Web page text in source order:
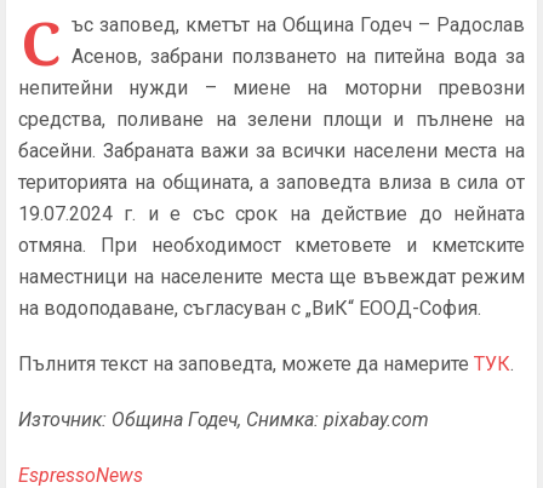
С ъс заповед, кметът на Община Годеч – Радослав
Асенов, забрани ползването на питейна вода за
непитейни нужди – миене на моторни превозни
средства, поливане на зелени площи и пълнене на
басейни. Забраната важи за всички населени места на
територията на общината, а заповедта влиза в сила от
19.07.2024 г. и е със срок на действие до нейната
отмяна. При необходимост кметовете и кметските
наместници на населените места ще въвеждат режим
на водоподаване, съгласуван с „ВиК“ ЕООД-София.
Пълнитя текст на заповедта, можете да намерите ТУК.
Източник: Община Годеч, Снимка: pixabay.com
EspressoNews